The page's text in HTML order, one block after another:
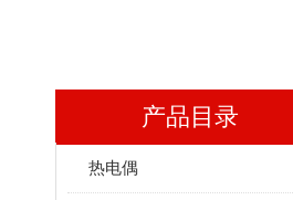
产品目录
热电偶